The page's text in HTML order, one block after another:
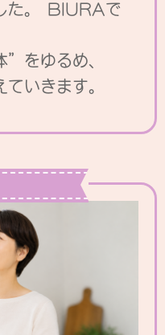
た。 BIURAで
”をゆるめ、
いきます。